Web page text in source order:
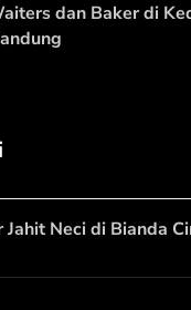
dan Baker di
Neci di Bianda